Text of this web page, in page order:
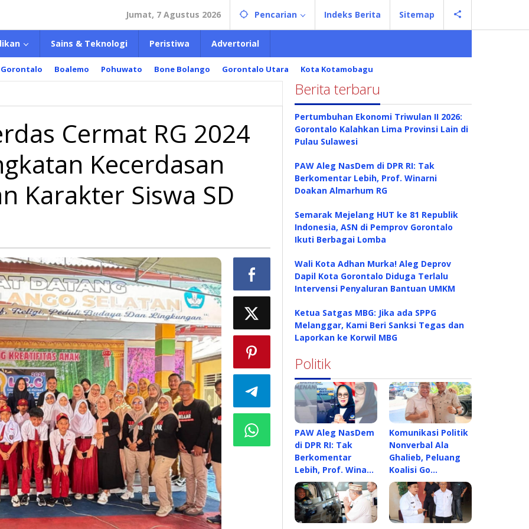
Jumat, 7 Agustus 2026 Pencarian Indeks Berita Sitemap
Sains & Teknologi Peristiwa Advertorial
Boalemo Pohuwato Bone Bolango Gorontalo Utara Kota Kotamobagu
Cermat RG 2024
Kecerdasan
Karakter Siswa SD
Berita terbaru
Pertumbuhan Ekonomi Triwulan II 2026:
Gorontalo Kalahkan Lima Provinsi Lain di
Pulau Sulawesi
PAW Aleg NasDem di DPR RI: Tak
Berkomentar Lebih, Prof. Winarni
Doakan Almarhum RG
Semarak Mejelang HUT ke 81 Republik
Indonesia, ASN di Pemprov Gorontalo
Ikuti Berbagai Lomba
Wali Kota Adhan Murka! Aleg Deprov
Dapil Kota Gorontalo Diduga Terlalu
Intervensi Penyaluran Bantuan UMKM
Ketua Satgas MBG: Jika ada SPPG
Melanggar, Kami Beri Sanksi Tegas dan
Laporkan ke Korwil MBG
Politik
PAW Aleg NasDem
di DPR RI: Tak
Berkomentar
Lebih, Prof. Wina…
Komunikasi Politik
Nonverbal Ala
Ghalieb, Peluang
Koalisi Go…